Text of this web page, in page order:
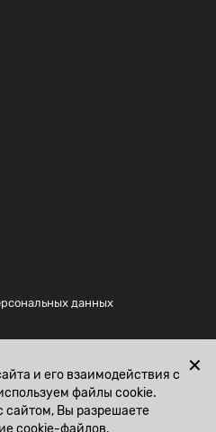
данных
✕
и его взаимодействия с
файлы cookie.
сайтом, Вы разрешаете
cookie-файлов.